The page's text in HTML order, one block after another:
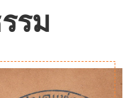
รม